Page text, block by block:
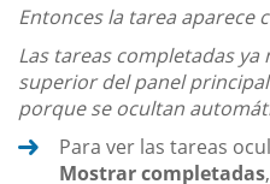
Entonces la tarea aparece
Las tareas completadas
superior del panel
porque se ocultan
Para ver las tareas
Mostrar completadas